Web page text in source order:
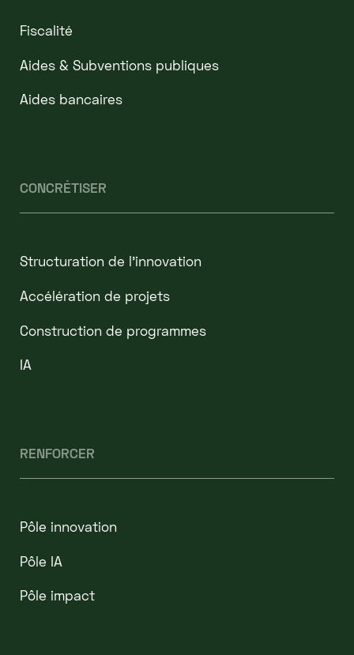
Fiscalité
Aides & Subventions publiques
Aides bancaires
CONCRÉTISER
Structuration de l'innovation
Accélération de projets
Construction de programmes
IA
RENFORCER
Pôle innovation
Pôle IA
Pôle impact